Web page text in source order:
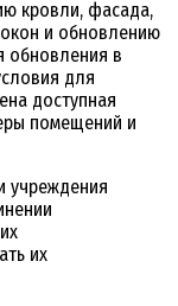
кровли, фасада,
и обновлению
обновления в
для
доступная
помещений и
учреждения
их